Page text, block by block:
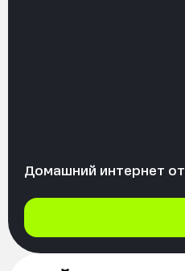
Домашний интернет от